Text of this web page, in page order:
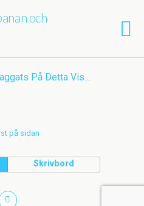
och
På Detta Vis…
på sidan
Skrivbord